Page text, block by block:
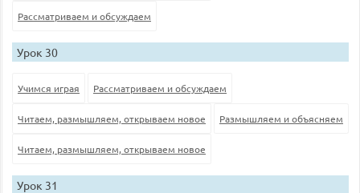
Рассматриваем и обсуждаем
Урок 30
Учимся играя Рассматриваем и обсуждаем
Читаем, размышляем, открываем новое Размышляем и объясняем
Читаем, размышляем, открываем новое
Урок 31